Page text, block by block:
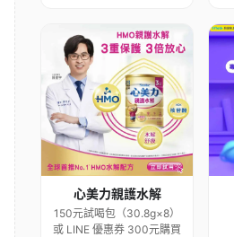
心美力親護水解
150元試喝包（30.8g×8）
或 LINE 優惠券 300元購買